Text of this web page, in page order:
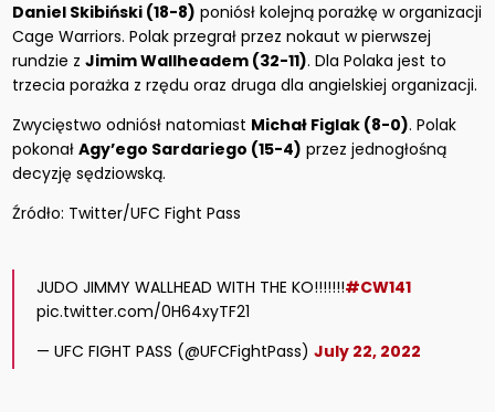
Daniel Skibiński (18-8) poniósł kolejną porażkę w organizacji
Cage Warriors. Polak przegrał przez nokaut w pierwszej
rundzie zJimim Wallheadem (32-11). Dla Polaka jest to
trzecia porażka z rzędu oraz druga dla angielskiej organizacji.
Zwycięstwo odniósł natomiast Michał Figlak (8-0). Polak
pokonałAgy’ego Sardariego (15-4) przez jednogłośną
decyzję sędziowską.
Źródło: Twitter/UFC Fight Pass
JUDO JIMMY WALLHEAD WITH THE KO!!!!!!!#CW141
pic.twitter.com/0H64xyTF21
— UFC FIGHT PASS (@UFCFightPass)July 22, 2022